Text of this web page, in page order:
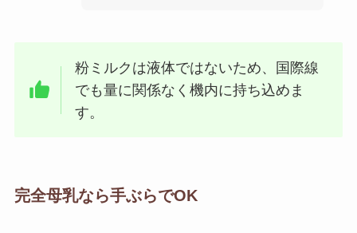
粉ミルクは液体ではないため、国際線
でも量に関係なく機内に持ち込めま
す。
完全母乳なら手ぶらでOK